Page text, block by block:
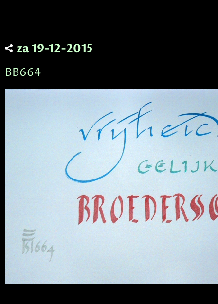
za 19-12-2015
BB664